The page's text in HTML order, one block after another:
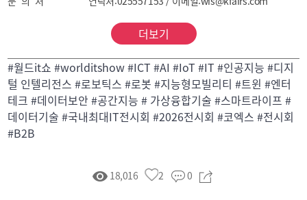
소프트웨어 등
- Immersive Spatial Tech
: 디지털 트윈 플랫폼 (산업, 도시, 에너지 등), VR/AR/XR
기반 시뮬레이션 및 콘텐츠, 공간 컴퓨팅, 실감형
인터페이스, 엔터테크 등
헬스케어, 웨어러블, 데이터 분석, 저장관리, 블록체인
플랫폼 (Web3, NFT, DID, 스마트계약), 데이터 보안,
더보기
#월드it쇼 #worlditshow #ICT #AI #IoT #IT #인공지능 #디지
털 인텔리전스 #로보틱스 #로봇 #지능형모빌리티 #트윈 #엔터
테크 #데이터보안 #공간지능 # 가상융합기술 #스마트라이프 #
데이터기술 #국내최대IT전시회 #2026전시회 #코엑스 #전시회
#B2B
18,016 2 0